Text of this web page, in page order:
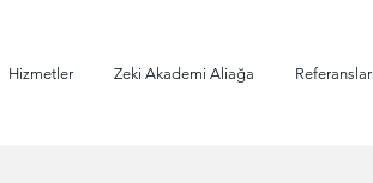
Hizmetler Zeki Akademi Aliağa Referanslar